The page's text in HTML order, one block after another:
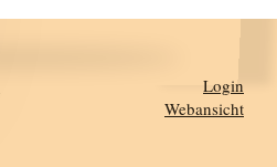
Login
Webansicht